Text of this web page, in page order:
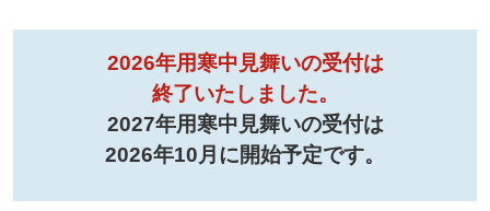
2026年用寒中見舞いの受付は
終了いたしました。
2027年用寒中見舞いの受付は
2026年10月に開始予定です。